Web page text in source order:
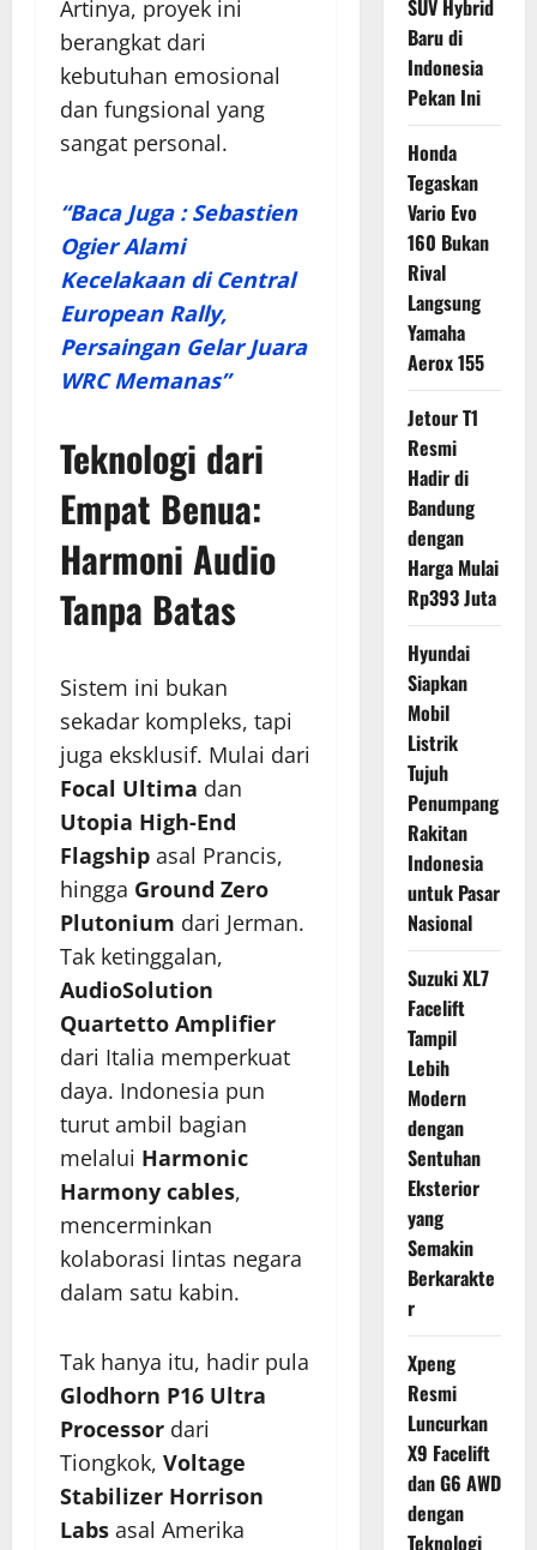
Artinya, proyek ini
berangkat dari
kebutuhan emosional
dan fungsional yang
sangat personal.
“Baca Juga : Sebastien
Ogier Alami
Kecelakaan di Central
European Rally,
Persaingan Gelar Juara
WRC Memanas”
Teknologi dari
Empat Benua:
Harmoni Audio
Tanpa Batas
Sistem ini bukan
sekadar kompleks, tapi
juga eksklusif. Mulai dari
Focal Ultima dan
Utopia High-End
Flagship asal Prancis,
hingga Ground Zero
Plutonium dari Jerman.
Tak ketinggalan,
AudioSolution
Quartetto Amplifier
dari Italia memperkuat
daya. Indonesia pun
turut ambil bagian
melalui Harmonic
Harmony cables,
mencerminkan
kolaborasi lintas negara
dalam satu kabin.
Tak hanya itu, hadir pula
Glodhorn P16 Ultra
Processor dari
Tiongkok, Voltage
Stabilizer Horrison
Labs asal Amerika
SUV Hybrid
Baru di
Indonesia
Pekan Ini
Honda
Tegaskan
Vario Evo
160 Bukan
Rival
Langsung
Yamaha
Aerox 155
Jetour T1
Resmi
Hadir di
Bandung
dengan
Harga Mulai
Rp393 Juta
Hyundai
Siapkan
Mobil
Listrik
Tujuh
Penumpang
Rakitan
Indonesia
untuk Pasar
Nasional
Suzuki XL7
Facelift
Tampil
Lebih
Modern
dengan
Sentuhan
Eksterior
yang
Semakin
Berkarakte
r
Xpeng
Resmi
Luncurkan
X9 Facelift
dan G6 AWD
dengan
Teknologi